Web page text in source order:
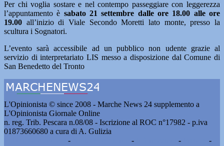
Per chi voglia sostare e nel contempo passeggiare con leggerezza
l’appuntamento è sabato 21 settembre dalle ore 18.00 alle ore
19.00 all’inizio di Viale Secondo Moretti lato monte, presso la
scultura i Sognatori.
L’evento sarà accessibile ad un pubblico non udente grazie al
servizio di interpretariato LIS messo a disposizione dal Comune di
San Benedetto del Tronto
L'Opinionista © since 2008 - Marche News 24 supplemento a
L'Opinionista Giornale Online
n. reg. Trib. Pescara n.08/08 - Iscrizione al ROC n°17982 - p.iva
01873660680 a cura di A. Gulizia
- - -
-